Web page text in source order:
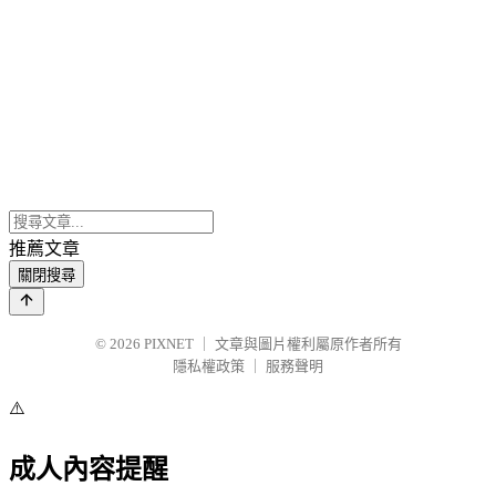
推薦文章
關閉搜尋
© 2026 PIXNET
文章與圖片權利屬原作者所有
隱私權政策
服務聲明
⚠️
成人內容提醒